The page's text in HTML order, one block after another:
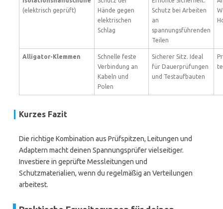
(elektrisch geprüft)
Hände gegen
elektrischen
Schlag
Schutz bei Arbeiten
an
spannungsführenden
Teilen
Alligator-Klemmen
Schnelle feste
Verbindung an
Kabeln und
Polen
Sicherer Sitz. Ideal
für Dauerprüfungen
und Testaufbauten
Kurzes Fazit
Die richtige Kombination aus Prüfspitzen, Leitungen und
Adaptern macht deinen Spannungsprüfer vielseitiger.
Investiere in geprüfte Messleitungen und
Schutzmaterialien, wenn du regelmäßig an Verteilungen
arbeitest.